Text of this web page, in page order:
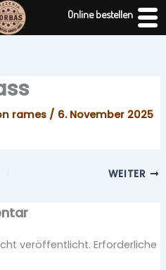
rames / 6. November 2025
WEITER
veröffentlicht. Erforderliche
Online bestellen